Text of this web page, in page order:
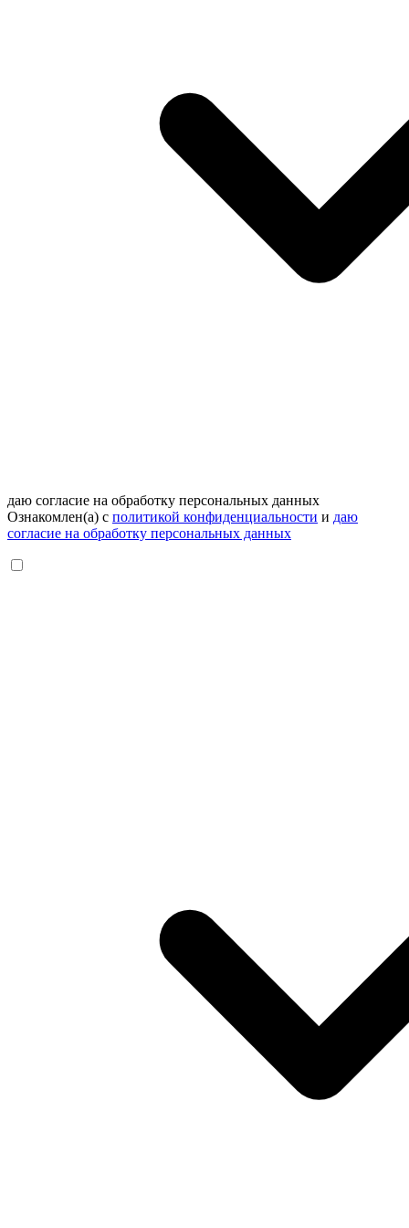
даю согласие на обработку персональных данных
Ознакомлен(а) с политикой конфиденциальности и даю
согласие на обработку персональных данных